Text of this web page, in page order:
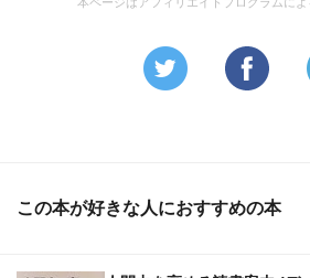
この本が好きな人におすすめの本